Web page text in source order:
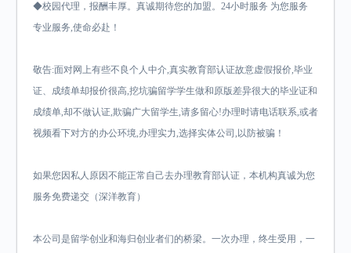
◆校园代理，报酬丰厚。真诚期待您的加盟。24小时服务 为您服务
专业服务,使命必赴！
敬告:面对网上有些不良个人中介,真实教育部认证故意虚假报价,毕业
证、成绩单却报价很高,挖坑骗留学学生做和原版差异很大的毕业证和
成绩单,却不做认证,欺骗广大留学生,请多留心!办理时请电话联系,或者
视频看下对方的办公环境,办理实力,选择实体公司,以防被骗！
如果您因私人原因不能正常自己去办理教育部认证，本机构真诚为您
服务免费递交（深洋教育）
本公司是留学创业和海归创业者们的桥梁。一次办理，终生受用，一